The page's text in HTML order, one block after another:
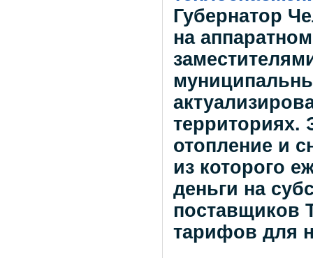
Губернатор
на
территориях.
отопление и
из которого
деньги на
поставщиков
тарифов для